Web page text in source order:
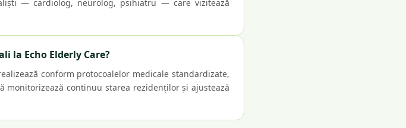
— cardiolog, neurolog, psihiatru — care vizitează
la Echo Elderly Care?
conform protocoalelor medicale standardizate,
continuu starea rezidenților și ajustează